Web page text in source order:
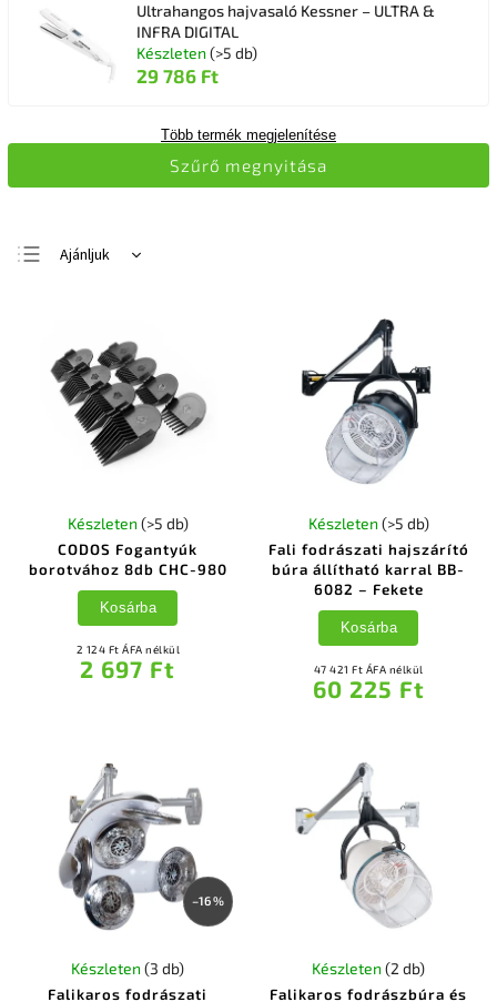
Ultrahangos hajvasaló Kessner – ULTRA &
INFRA DIGITAL
Készleten (>5 db)
29 786 Ft
Több termék megjelenítése
Ajánljuk
Legnépszerűbb
termékek
ABC szerint
Szűrő megnyitása
CODOS Fogantyúk
borotvához 8db CHC-980
Készleten (>5 db)
2 124 Ft ÁFA nélkül
2 697 Ft
Kosárba
Fali fodrászati hajszárító
búra állítható karral BB-
6082 – Fekete
Készleten (>5 db)
47 421 Ft ÁFA nélkül
60 225 Ft
Kosárba
–16 %
Falikaros fodrászati
Készleten(3 db)
Falikaros fodrászbúra és
Készleten(2 db)